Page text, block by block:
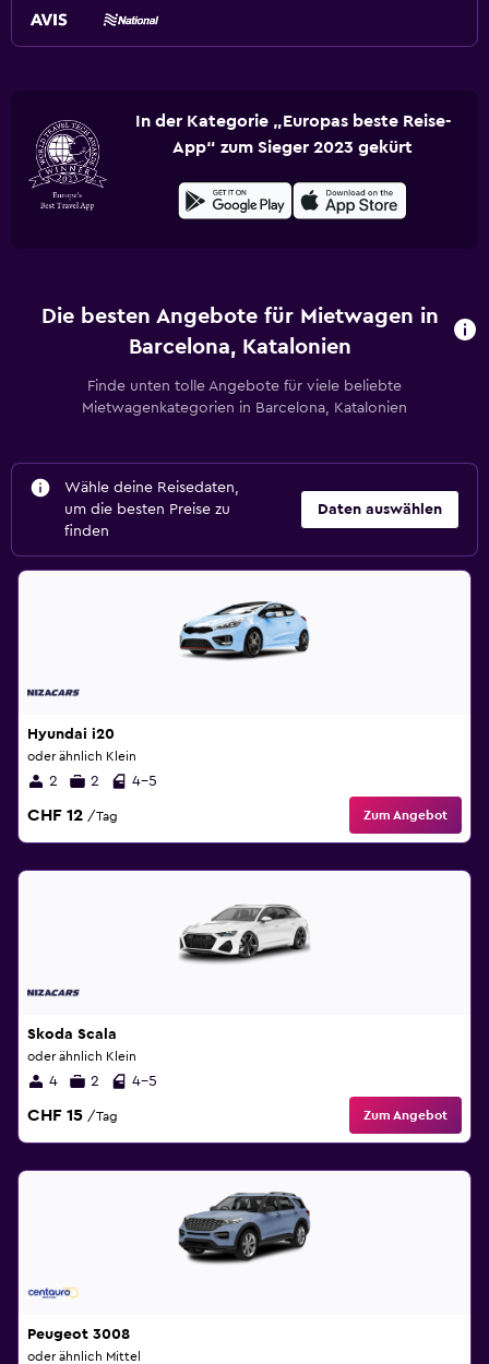
In der Kategorie „Europas beste Reise-
App“ zum Sieger 2023 gekürt
Die besten Angebote für Mietwagen in
Barcelona, Katalonien
Finde unten tolle Angebote für viele beliebte
Mietwagenkategorien in Barcelona, Katalonien
Wähle deine Reisedaten,
um die besten Preise zu
finden
Daten auswählen
Hyundai i20
oder ähnlich Klein
2 2 4-5
CHF 12 /Tag Zum Angebot
Skoda Scala
oder ähnlich Klein
4 2 4-5
CHF 15 /Tag Zum Angebot
Peugeot 3008
oder ähnlich Mittel